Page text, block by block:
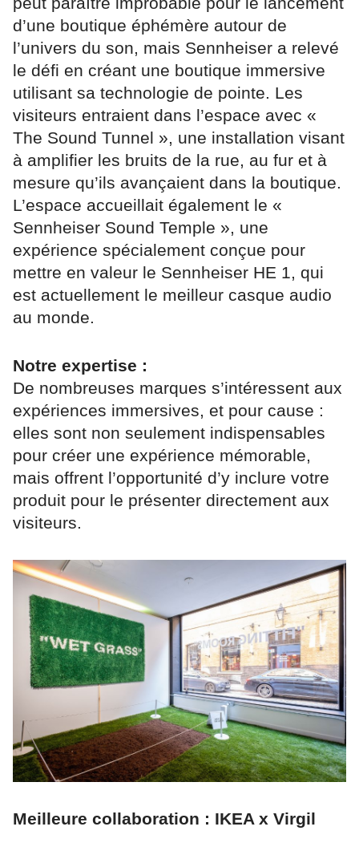
d’une boutique éphémère autour de
l’univers du son, mais Sennheiser a relevé
le défi en créant une boutique immersive
utilisant sa technologie de pointe. Les
visiteurs entraient dans l’espace avec «
The Sound Tunnel », une installation visant
à amplifier les bruits de la rue, au fur et à
mesure qu’ils avançaient dans la boutique.
L’espace accueillait également le «
Sennheiser Sound Temple », une
expérience spécialement conçue pour
mettre en valeur le Sennheiser HE 1, qui
est actuellement le meilleur casque audio
au monde.
Notre expertise :
De nombreuses marques s’intéressent aux
expériences immersives, et pour cause :
elles sont non seulement indispensables
pour créer une expérience mémorable,
mais offrent l’opportunité d’y inclure votre
produit pour le présenter directement aux
visiteurs.
Meilleure collaboration : IKEA x Virgil